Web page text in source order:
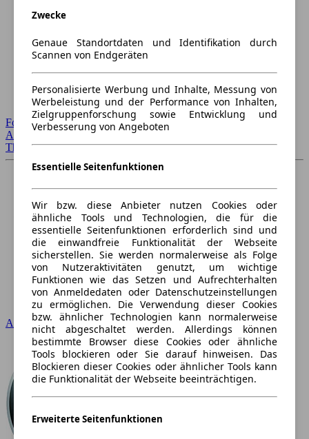
Forum Startseite
Alle Auto-Foren
Themen-Forum
Audi
Zwecke
Genaue Standortdaten und Identifikation durch
Scannen von Endgeräten
Personalisierte Werbung und Inhalte, Messung von
Werbeleistung und der Performance von Inhalten,
Zielgruppenforschung sowie Entwicklung und
Verbesserung von Angeboten
Essentielle Seitenfunktionen
Wir bzw. diese Anbieter nutzen Cookies oder
ähnliche Tools und Technologien, die für die
essentielle Seitenfunktionen erforderlich sind und
die einwandfreie Funktionalität der Webseite
sicherstellen. Sie werden normalerweise als Folge
von Nutzeraktivitäten genutzt, um wichtige
Funktionen wie das Setzen und Aufrechterhalten
von Anmeldedaten oder Datenschutzeinstellungen
zu ermöglichen. Die Verwendung dieser Cookies
bzw. ähnlicher Technologien kann normalerweise
nicht abgeschaltet werden. Allerdings können
bestimmte Browser diese Cookies oder ähnliche
Tools blockieren oder Sie darauf hinweisen. Das
Blockieren dieser Cookies oder ähnlicher Tools kann
die Funktionalität der Webseite beeinträchtigen.
Erweiterte Seitenfunktionen